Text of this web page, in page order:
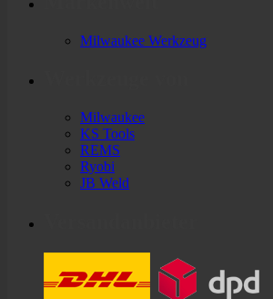
Milwaukee Werkzeug
Milwaukee
KS Tools
REMS
Ryobi
JB Weld